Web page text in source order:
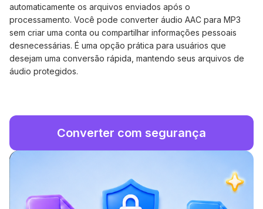
automaticamente os arquivos enviados após o
processamento. Você pode converter áudio AAC para MP3
sem criar uma conta ou compartilhar informações pessoais
desnecessárias. É uma opção prática para usuários que
desejam uma conversão rápida, mantendo seus arquivos de
áudio protegidos.
Converter com segurança